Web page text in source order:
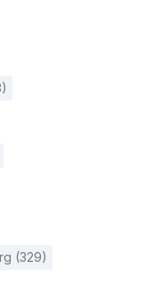
(329)